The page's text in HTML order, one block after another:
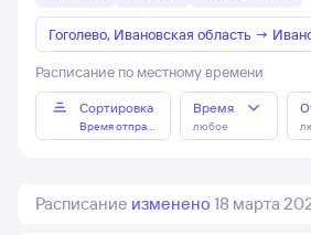
Гоголево, Ивановская область →
Расписание по местному времени
Сортировка
Время отправления
Время
любое
Расписание изменено 18 марта